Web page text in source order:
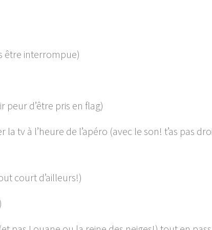
être interrompue)
peur d’être pris en flag)
tv à l’heure de l’apéro (avec le son! t’as pas
court d’ailleurs!)